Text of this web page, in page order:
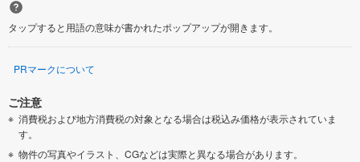
タップすると用語の意味が書かれたポップアップが開きます。
PRマークについて
ご注意
消費税および地方消費税の対象となる場合は税込み価格が表示されていま
す。
物件の写真やイラスト、CGなどは実際と異なる場合があります。